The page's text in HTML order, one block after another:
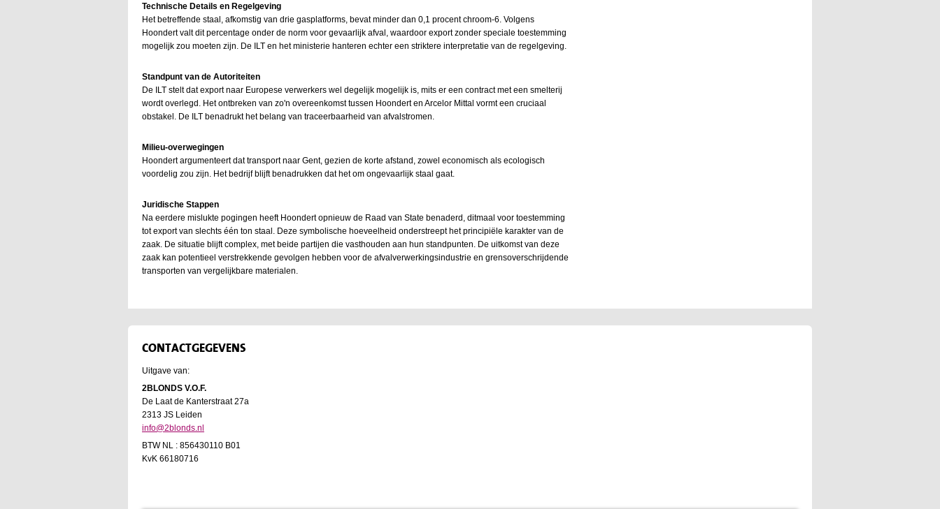
Technische Details en Regelgeving
Het betreffende staal, afkomstig van drie gasplatforms, bevat minder dan 0,1 procent chroom-6. Volgens
Hoondert valt dit percentage onder de norm voor gevaarlijk afval, waardoor export zonder speciale toestemming
mogelijk zou moeten zijn. De ILT en het ministerie hanteren echter een striktere interpretatie van de regelgeving.
Standpunt van de Autoriteiten
De ILT stelt dat export naar Europese verwerkers wel degelijk mogelijk is, mits er een contract met een smelterij
wordt overlegd. Het ontbreken van zo'n overeenkomst tussen Hoondert en Arcelor Mittal vormt een cruciaal
obstakel. De ILT benadrukt het belang van traceerbaarheid van afvalstromen.
Milieu-overwegingen
Hoondert argumenteert dat transport naar Gent, gezien de korte afstand, zowel economisch als ecologisch
voordelig zou zijn. Het bedrijf blijft benadrukken dat het om ongevaarlijk staal gaat.
Juridische Stappen
Na eerdere mislukte pogingen heeft Hoondert opnieuw de Raad van State benaderd, ditmaal voor toestemming
tot export van slechts één ton staal. Deze symbolische hoeveelheid onderstreept het principiële karakter van de
zaak. De situatie blijft complex, met beide partijen die vasthouden aan hun standpunten. De uitkomst van deze
zaak kan potentieel verstrekkende gevolgen hebben voor de afvalverwerkingsindustrie en grensoverschrijdende
transporten van vergelijkbare materialen.
CONTACTGEGEVENS
Uitgave van:
2BLONDS V.O.F.
De Laat de Kanterstraat 27a
2313 JS Leiden
info@2blonds.nl
BTW NL : 856430110 B01
KvK 66180716